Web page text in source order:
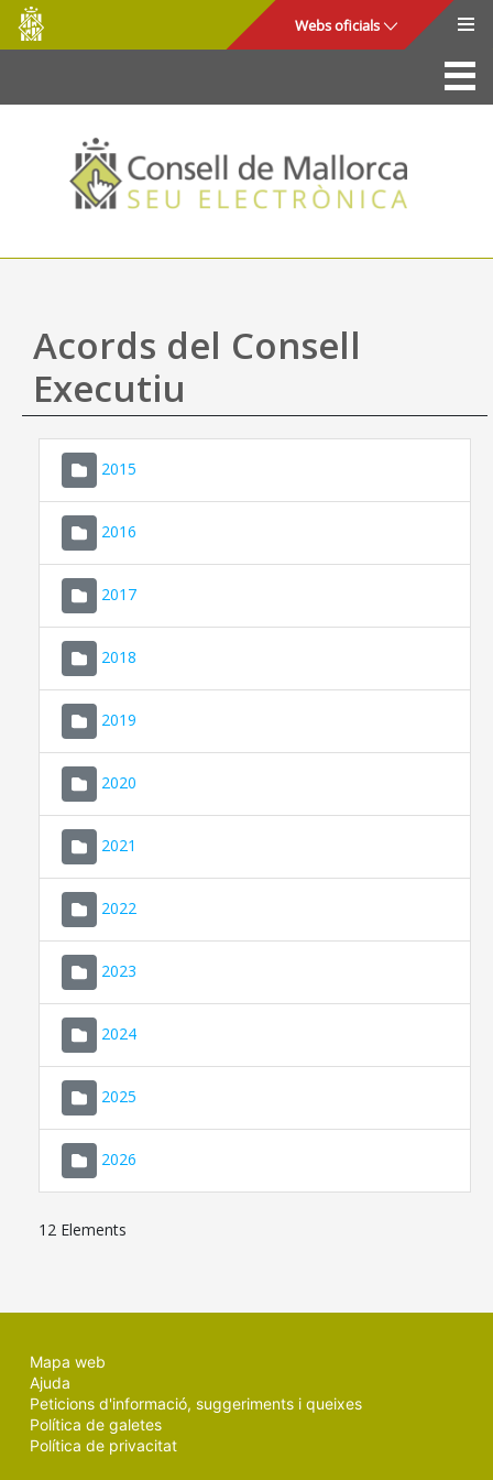
Salta al contingut principal
Consell
de
Mallorca
Webs oficials
La Seu
Consell de Mallorca
Accés i seguretat
Utilitats
Ajuda
Acords del Consell
Executiu
2015
2016
2017
2018
2019
2020
2021
2022
2023
2024
2025
2026
12 Elements
Mapa web
Ajuda
Peticions d'informació, suggeriments i queixes
Política de galetes
Política de privacitat